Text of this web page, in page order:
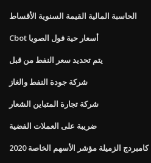
الحاسبة المالية القيمة السنوية الأقساط
Cbot أسعار حية فول الصويا
يتم تحديد سعر النفط من قبل
شركة جودة النفط والغاز
شركة تجارة المتباين الشعار
ضريبة على العملات الفضية
كامبردج الزميلة مؤشر الأسهم الخاصة 2020